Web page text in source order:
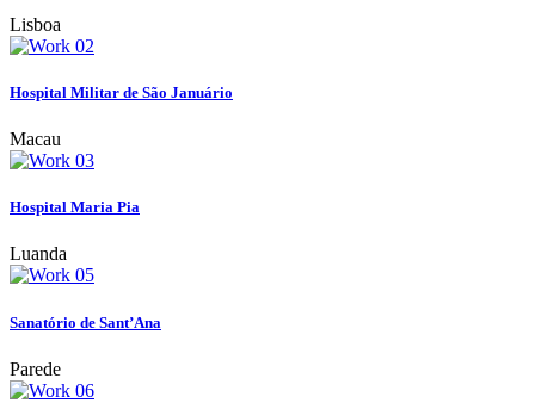
Lisboa
Hospital Militar de São Januário
Macau
Hospital Maria Pia
Luanda
Sanatório de Sant’Ana
Parede